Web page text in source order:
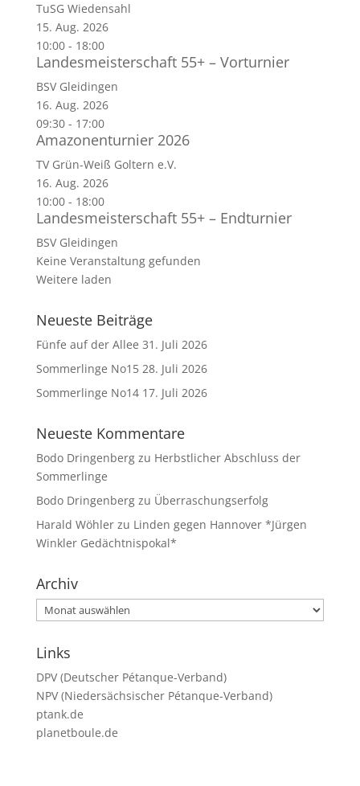
TuSG Wiedensahl
15. Aug. 2026
10:00- 18:00
Landesmeisterschaft 55+ – Vorturnier
BSV Gleidingen
16. Aug. 2026
09:30- 17:00
Amazonenturnier 2026
TV Grün-Weiß Goltern e.V.
16. Aug. 2026
10:00- 18:00
Landesmeisterschaft 55+ – Endturnier
BSV Gleidingen
Keine Veranstaltung gefunden
Weitere laden
Neueste Beiträge
Fünfe auf der Allee 31. Juli 2026
Sommerlinge No15 28. Juli 2026
Sommerlinge No14 17. Juli 2026
Neueste Kommentare
Bodo Dringenbergzu Herbstlicher Abschluss der
Sommerlinge
Bodo Dringenbergzu Überraschungserfolg
Harald Wöhlerzu Linden gegen Hannover *Jürgen
Winkler Gedächtnispokal*
Archiv
Archiv
Links
DPV (Deutscher Pétanque-Verband)
NPV (Niedersächsischer Pétanque-Verband)
ptank.de
planetboule.de